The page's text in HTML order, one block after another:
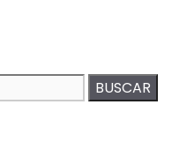
BUSCAR